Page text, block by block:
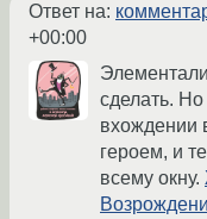
Ответ на:
+00:00
сделать.
вхождении
героем, и
всему окну.